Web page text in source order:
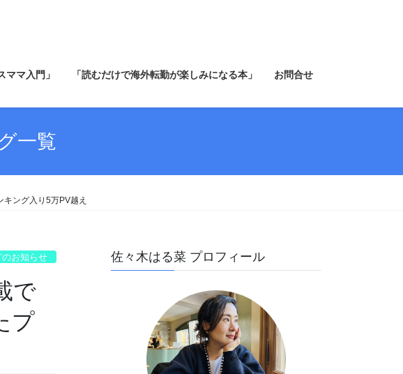
ママ入門」 「読むだけで海外転勤が楽しみになる本」 お問合せ
一覧
ング入り5万PV越え
お知らせ
で
プ
佐々木はる菜 プロフィール